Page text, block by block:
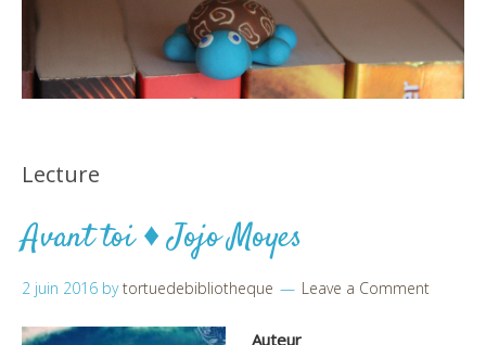
Lecture
Avant toi ♦ Jojo Moyes
2 juin 2016 bytortuedebibliotheque Leave a Comment
Auteur